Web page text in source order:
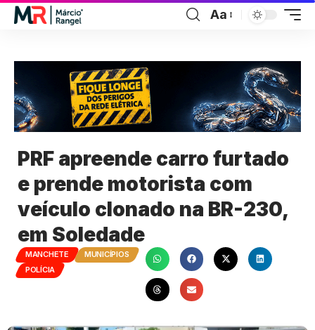
Aa
PRF apreende carro furtado
e prende motorista com
veículo clonado na BR-230,
em Soledade
MANCHETE
MUNICÍPIOS
POLÍCIA